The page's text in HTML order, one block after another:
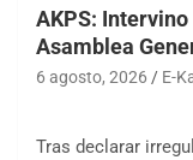
AKPS:
Asamblea
6 agosto, 2026 E-
Tras declarar